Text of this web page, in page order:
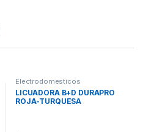
Electrodomesticos
LICUADORA B+D DURAPRO
ROJA-TURQUESA